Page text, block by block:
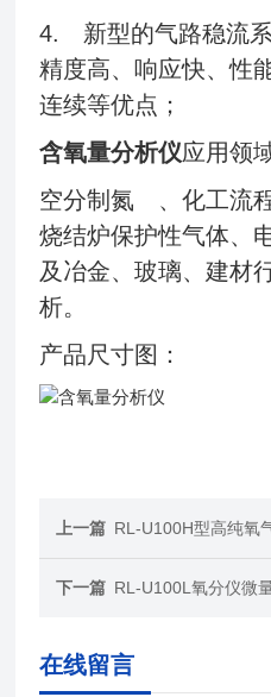
4. 新型的气路稳流系
精度高、响应快、性
连续等优点；
含氧量分析仪应用
空分制氮 、化工流
烧结炉保护性气体、
及冶金、玻璃、建材
析。
产品尺寸图：
上一篇 RL-U100H型高纯氧
下一篇 RL-U100L氧分仪微
在线留言